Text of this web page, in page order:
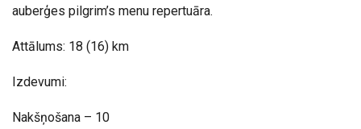
auberģes pilgrim’s menu repertuāra.
Attālums: 18 (16) km
Izdevumi:
Nakšņošana – 10